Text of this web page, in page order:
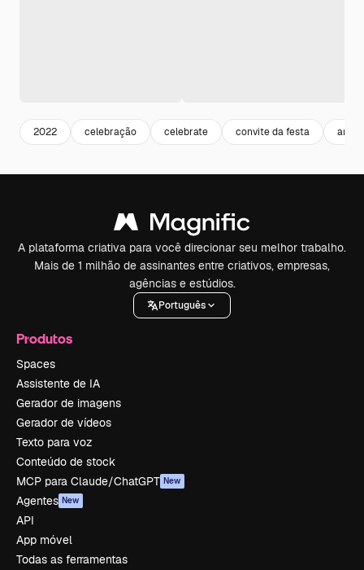
2022 celebração celebrate convite da festa ano
A plataforma criativa para você direcionar seu melhor trabalho.
Mais de 1 milhão de assinantes entre criativos, empresas,
agências e estúdios.
Português
Produtos
Spaces
Assistente de IA
Gerador de imagens
Gerador de vídeos
Texto para voz
Conteúdo de stock
MCP para Claude/ChatGPT New
Agentes New
API
App móvel
Todas as ferramentas